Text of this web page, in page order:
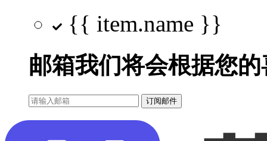
{{ item.name }}
邮箱我们将会根据您
订阅邮件